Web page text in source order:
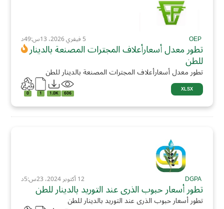
OEP 5 فيفري 2026، 13س:49د
تطور معدل أسعارأعلاف المجترات المصنعة بالدينار
للطن
تطور معدل أسعارأعلاف المجترات المصنعة بالدينار للطن
XLSX
606
1.0K
1
0
DGPA 12 أكتوبر 2024، 23س:5د
تطور أسعار حبوب الذرى عند التوريد بالدينار للطن
تطور أسعار حبوب الذرى عند التوريد بالدينار للطن